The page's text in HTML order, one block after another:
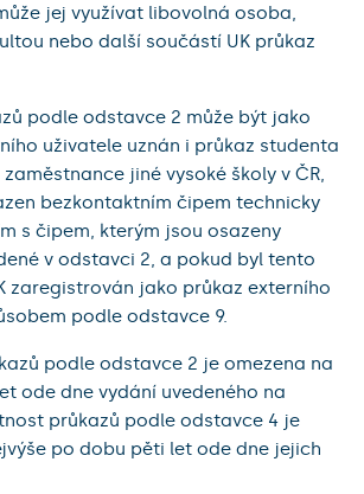
jej využívat libovolná osoba,
nebo další součástí UK průkaz
podle odstavce 2 může být jako
uživatele uznán i průkaz studenta
jiné vysoké školy v ČR,
bezkontaktním čipem technicky
s čipem, kterým jsou osazeny
v odstavci 2, a pokud byl tento
zaregistrován jako průkaz externího
podle odstavce 9.
podle odstavce 2 je omezena na
ode dne vydání uvedeného na
průkazů podle odstavce 4 je
po dobu pěti let ode dne jejich